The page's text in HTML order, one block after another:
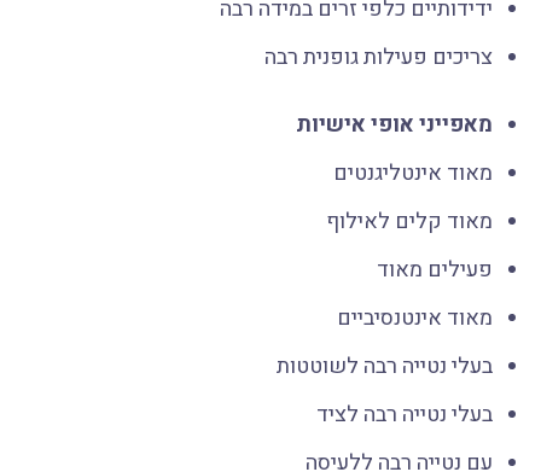
ידידותיים כלפי זרים במידה רבה
צריכים פעילות גופנית רבה
מאפייני אופי אישיות
מאוד אינטליגנטים
מאוד קלים לאילוף
פעילים מאוד
מאוד אינטנסיביים
בעלי נטייה רבה לשוטטות
בעלי נטייה רבה לציד
עם נטייה רבה ללעיסה